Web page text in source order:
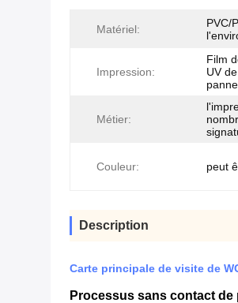
Matériel:
PVC/
Impression:
Film
UV
Métier:
Couleur: peut
Description
Carte principale de visite de
Processus sans contact de